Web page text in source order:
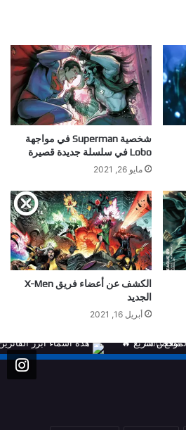
شخصية Superman في مواجهة
Lobo في سلسلة جديدة قصيرة
مايو 26, 2021
الكشف عن أعضاء فريق X-Men
الجديد
أبريل 16, 2021